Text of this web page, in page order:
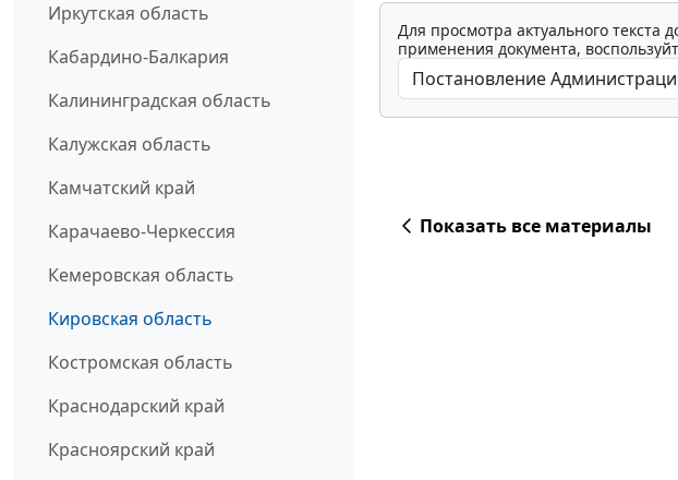
Иркутская область
Кабардино-Балкария
Калининградская область
Калужская область
Камчатский край
Карачаево-Черкессия
Кемеровская область
Кировская область
Костромская область
Краснодарский край
Красноярский край
Для просмотра актуального
применения документа,
Показать все материалы